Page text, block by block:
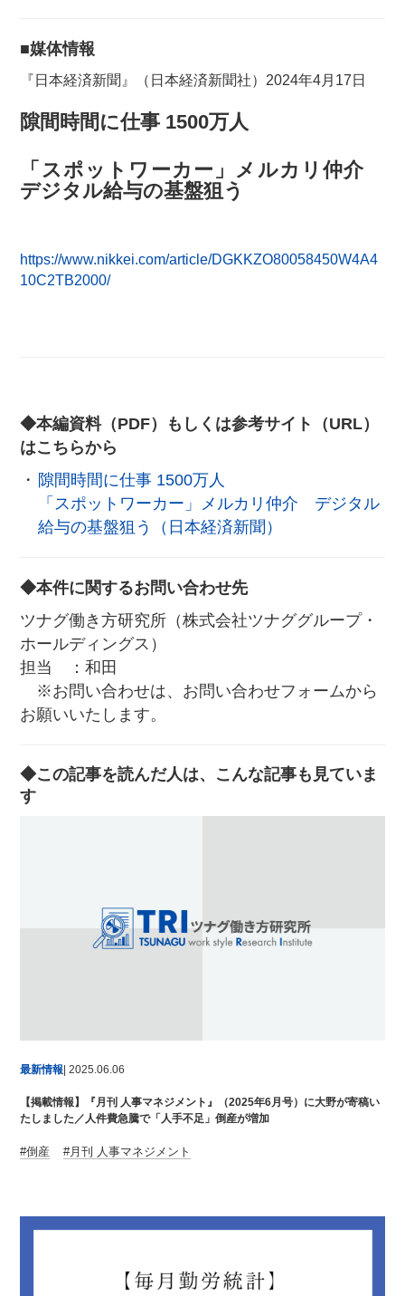
■媒体情報
『日本経済新聞』（日本経済新聞社）2024年4月17日
隙間時間に仕事 1500万人
「スポットワーカー」メルカリ仲介
デジタル給与の基盤狙う
https://www.nikkei.com/article/DGKKZO80058450W4A4
10C2TB2000/
◆本編資料（PDF）もしくは参考サイト（URL）
はこちらから
隙間時間に仕事 1500万人
「スポットワーカー」メルカリ仲介 デジタル
給与の基盤狙う（日本経済新聞）
◆本件に関するお問い合わせ先
ツナグ働き方研究所（株式会社ツナググループ・
ホールディングス）
担当 ：和田
※お問い合わせは、お問い合わせフォームから
お願いいたします。
◆この記事を読んだ人は、こんな記事も見ていま
す
最新情報 | 2025.06.06
【掲載情報】『月刊 人事マネジメント』（2025年6月号）に大野が寄稿い
たしました／人件費急騰で「人手不足」倒産が増加
倒産 月刊 人事マネジメント